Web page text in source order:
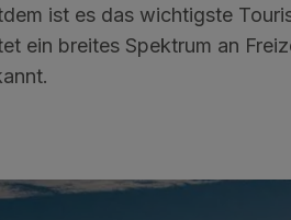
ist es das wichtigste
ein breites Spektrum an